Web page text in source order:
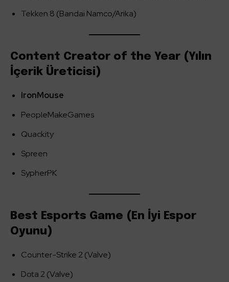
Tekken 8 (Bandai Namco/Arika)
Content Creator of the Year (Yılın
İçerik Üreticisi)
IronMouse
PeopleMakeGames
Quackity
Spreen
SypherPK
Best Esports Game (En İyi Espor
Oyunu)
Counter-Strike 2 (Valve)
Dota 2 (Valve)